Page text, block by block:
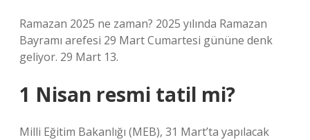
Ramazan 2025 ne zaman? 2025 yılında Ramazan
Bayramı arefesi 29 Mart Cumartesi gününe denk
geliyor. 29 Mart 13.
1 Nisan resmi tatil mi?
Milli Eğitim Bakanlığı (MEB), 31 Mart’ta yapılacak